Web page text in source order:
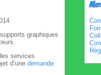
graphiques
services
d’une demande